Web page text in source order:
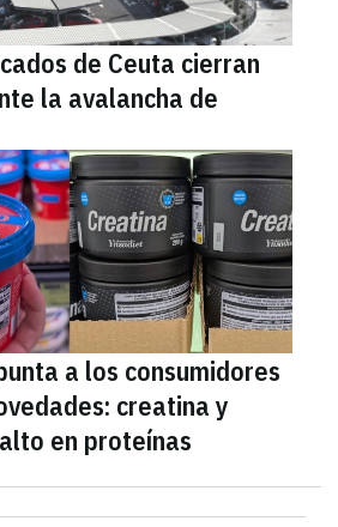
de Ceuta cierran
la avalancha de
a los consumidores
creatina y
en proteínas